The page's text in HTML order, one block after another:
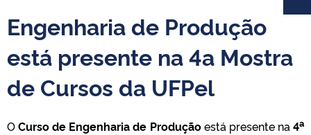
Engenharia de Produção
está presente na 4a Mostra
de Cursos da UFPel
OCurso de Engenharia de Produçãoestá presente na4a